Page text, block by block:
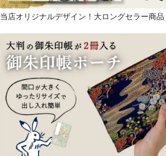
当店オリジナルデザイン！大ロングセラー商品